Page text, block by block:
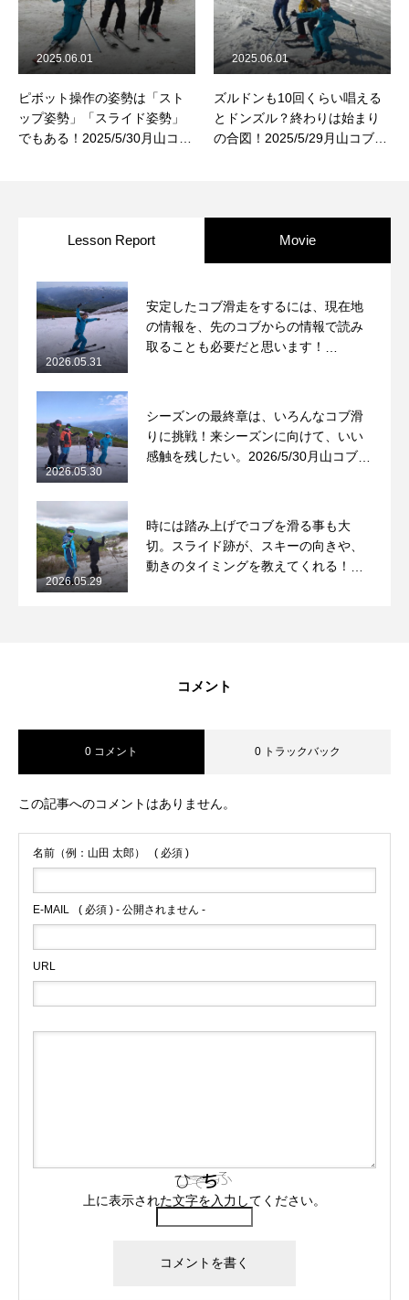
ピボット操作の姿勢は「スト
ップ姿勢」「スライド姿勢」
でもある！2025/5/30月山コブ
2025.06.01
ズルドンも10回くらい唱える
とドンズル？終わりは始まり
の合図！2025/5/29月山コブレ
2025.06.01
Lesson Report Movie
安定したコブ滑走をするには、現在地
の情報を、先のコブからの情報で読み
取ることも必要だと思います！
2026.05.31
シーズンの最終章は、いろんなコブ滑
りに挑戦！来シーズンに向けて、いい
感触を残したい。2026/5/30月山コブレ
2026.05.30
時には踏み上げでコブを滑る事も大
切。スライド跡が、スキーの向きや、
動きのタイミングを教えてくれる！
2026.05.29
コメント
0 コメント 0 トラックバック
この記事へのコメントはありません。
名前（例：山田 太郎） ( 必須 )
E-MAIL ( 必須 ) - 公開されません -
URL
上に表示された文字を入力してください。